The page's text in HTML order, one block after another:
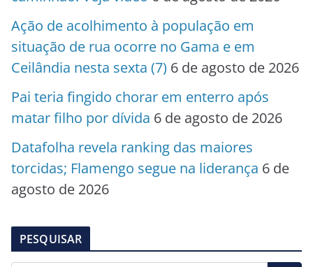
Ação de acolhimento à população em
situação de rua ocorre no Gama e em
Ceilândia nesta sexta (7) 6 de agosto de 2026
Pai teria fingido chorar em enterro após
matar filho por dívida 6 de agosto de 2026
Datafolha revela ranking das maiores
torcidas; Flamengo segue na liderança 6 de
agosto de 2026
PESQUISAR